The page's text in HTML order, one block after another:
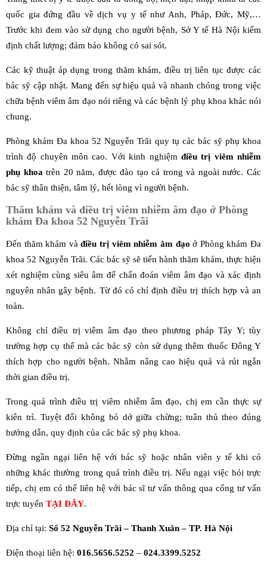
quốc gia đứng đầu về dịch vụ y tế như Anh, Pháp, Đức, Mỹ,…
Trước khi đem vào sử dụng cho người bệnh, Sở Y tế Hà Nội kiểm
định chất lượng; đảm bảo không có sai sót.
Các kỹ thuật áp dụng trong thăm khám, điều trị liên tục được các
bác sỹ cập nhật. Mang đến sự hiệu quả và nhanh chóng trong việc
chữa bệnh viêm âm đạo nói riêng và các bệnh lý phụ khoa khác nói
chung.
Phòng khám Đa khoa 52 Nguyễn Trãi quy tụ các bác sỹ phụ khoa
trình độ chuyên môn cao. Với kinh nghiệm điều trị viêm nhiễm
phụ khoa trên 20 năm, được đào tạo cả trong và ngoài nước. Các
bác sỹ thân thiện, tâm lý, hết lòng vì người bệnh.
Thăm khám và điều trị viêm nhiễm âm đạo ở Phòng
khám Đa khoa 52 Nguyễn Trãi
Đến thăm khám vàđiều trị viêm nhiễm âm đạo ở Phòng khám Đa
khoa 52 Nguyễn Trãi. Các bác sỹ sẽ tiến hành thăm khám, thực hiện
xét nghiệm cùng siêu âm để chẩn đoán viêm âm đạo và xác định
nguyên nhân gây bệnh. Từ đó có chỉ định điều trị thích hợp và an
toàn.
Không chỉ điều trị viêm âm đạo theo phương pháp Tây Y; tùy
trường hợp cụ thể mà các bác sỹ còn sử dụng thêm thuốc Đông Y
thích hợp cho người bệnh. Nhằm nâng cao hiệu quả và rút ngắn
thời gian điều trị.
Trong quá trình điều trị viêm nhiễm âm đạo, chị em cần thực sự
kiên trì. Tuyệt đối không bỏ dở giữa chừng; tuân thủ theo đúng
hướng dẫn, quy định của các bác sỹ phụ khoa.
Đừng ngần ngại liên hệ với bác sỹ hoặc nhân viên y tế khi có
những khác thường trong quá trình điều trị. Nếu ngại việc hỏi trực
tiếp, chị em có thể liên hệ với bác sĩ tư vấn thông qua cổng tư vấn
trực tuyến TẠI ĐÂY.
Địa chỉ tại: Số 52 Nguyễn Trãi – Thanh Xuân – TP. Hà Nội
Điện thoại liên hệ: 016.5656.5252 – 024.3399.5252